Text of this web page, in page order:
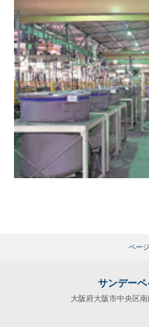
ペー
サンデー
大阪府大阪市中央区